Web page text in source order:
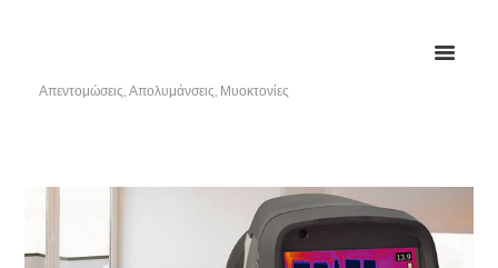
Απεντομώσεις, Απολυμάνσεις, Μυοκτονίες